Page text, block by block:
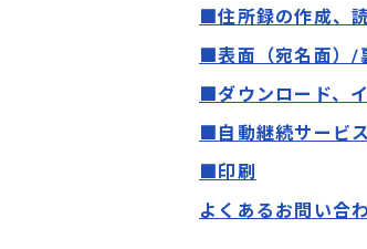
■住所録の作成、
■表面（宛名面）/
■ダウンロード、
■自動継続サービス
■印刷
よくあるお問い合